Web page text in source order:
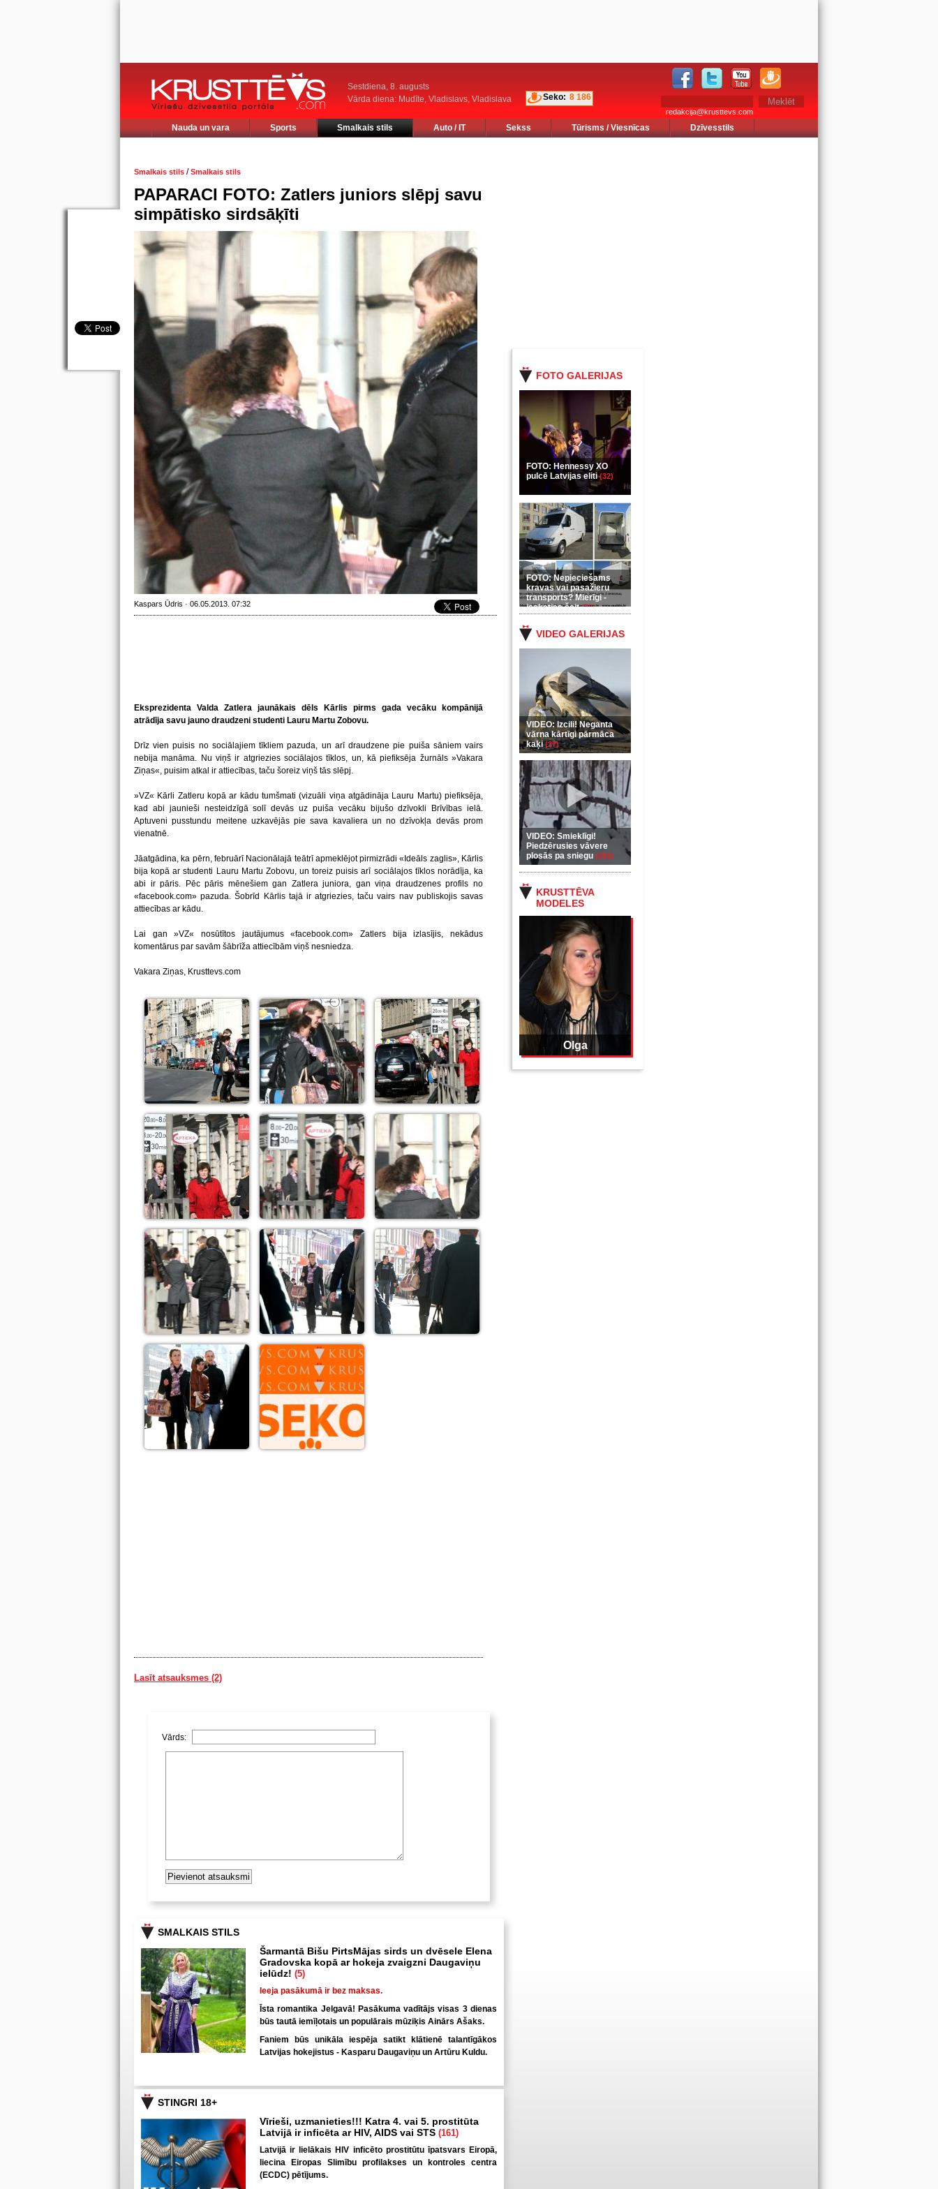
Sestdiena, 8. augusts
Vārda diena: Mudīte, Vladislavs, Vladislava
Seko: 8 186
redakcija@krusttevs.com
Nauda un vara Sports Smalkais stils Auto / IT Sekss Tūrisms / Viesnīcas Dzīvesstils
FOTO GALERIJAS
FOTO: Hennessy XO
pulcē Latvijas eliti(32)
FOTO: Nepieciešams
kravas vai pasažieru
transports? Mierīgi -
ieskaties šeit(35)
VIDEO GALERIJAS
VIDEO: Izcili! Neganta
vārna kārtīgi pārmāca
kaķi(37)
VIDEO: Smieklīgi!
Piedzērusies vāvere
plosās pa sniegu (255)
KRUSTTĒVA
MODELES
Olga
Smalkais stils /Smalkais stils
PAPARACI FOTO: Zatlers juniors slēpj savu
simpātisko sirdsāķīti
Kaspars Ūdris · 06.05.2013. 07:32
Eksprezidenta Valda Zatlera jaunākais dēls Kārlis pirms gada vecāku kompānijā
atrādīja savu jauno draudzeni studenti Lauru Martu Zobovu.
Drīz vien puisis no sociālajiem tīkliem pazuda, un arī draudzene pie puiša sāniem vairs
nebija manāma. Nu viņš ir atgriezies sociālajos tīklos, un, kā piefiksēja žurnāls »Vakara
Ziņas«, puisim atkal ir attiecības, taču šoreiz viņš tās slēpj.
»VZ« Kārli Zatleru kopā ar kādu tumšmati (vizuāli viņa atgādināja Lauru Martu) piefiksēja,
kad abi jaunieši nesteidzīgā solī devās uz puiša vecāku bijušo dzīvokli Brīvības ielā.
Aptuveni pusstundu meitene uzkavējās pie sava kavaliera un no dzīvokļa devās prom
vienatnē.
Jāatgādina, ka pērn, februārī Nacionālajā teātrī apmeklējot pirmizrādi «Ideāls zaglis», Kārlis
bija kopā ar studenti Lauru Martu Zobovu, un toreiz puisis arī sociālajos tīklos norādīja, ka
abi ir pāris. Pēc pāris mēnešiem gan Zatlera juniora, gan viņa draudzenes profils no
«facebook.com» pazuda. Šobrīd Kārlis tajā ir atgriezies, taču vairs nav publiskojis savas
attiecības ar kādu.
Lai gan »VZ« nosūtītos jautājumus «facebook.com» Zatlers bija izlasījis, nekādus
komentārus par savām šābrīža attiecībām viņš nesniedza.
Vakara Ziņas, Krusttevs.com
Lasīt atsauksmes (2)
Vārds:
SMALKAIS STILS
Šarmantā Bišu PirtsMājas sirds un dvēsele Elena
Gradovska kopā ar hokeja zvaigzni Daugaviņu
ielūdz! (5)
Ieeja pasākumā ir bez maksas.
Īsta romantika Jelgavā! Pasākuma vadītājs visas 3 dienas
būs tautā iemīļotais un populārais mūziķis Ainārs Ašaks.
Faniem būs unikāla iespēja satikt klātienē talantīgākos
Latvijas hokejistus - Kasparu Daugaviņu un Artūru Kuldu.
STINGRI 18+
Vīrieši, uzmanieties!!! Katra 4. vai 5. prostitūta
Latvijā ir inficēta ar HIV, AIDS vai STS (161)
Latvijā ir lielākais HIV inficēto prostitūtu īpatsvars Eiropā,
liecina Eiropas Slimību profilakses un kontroles centra
(ECDC) pētījums.